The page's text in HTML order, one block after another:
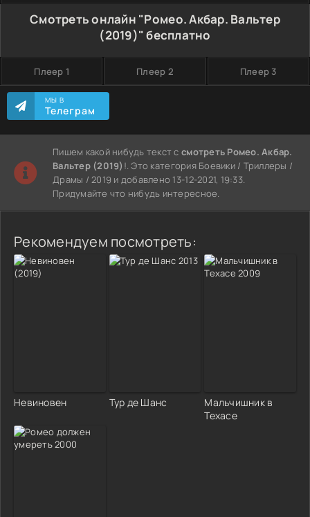
Смотреть онлайн "Ромео. Акбар. Вальтер
(2019)" бесплатно
Плеер 1 Плеер 2 Плеер 3
МЫ В
Телеграм
Пишем какой нибудь текст ссмотреть Ромео. Акбар.
Вальтер (2019) !. Это категория Боевики / Триллеры /
Драмы / 2019 и добавлено 13-12-2021, 19:33.
Придумайте что нибудь интересное.
Рекомендуем посмотреть:
Невиновен Тур де Шанс
Мальчишник в
Техасе